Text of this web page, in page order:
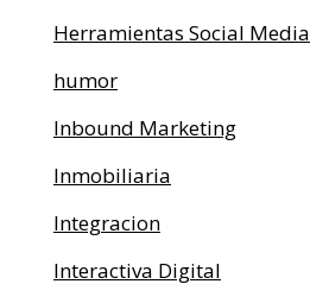
Herramientas Social Media
humor
Inbound Marketing
Inmobiliaria
Integracion
Interactiva Digital